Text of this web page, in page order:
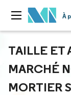
À
TAILLE ET
MARCHÉ
MORTIER